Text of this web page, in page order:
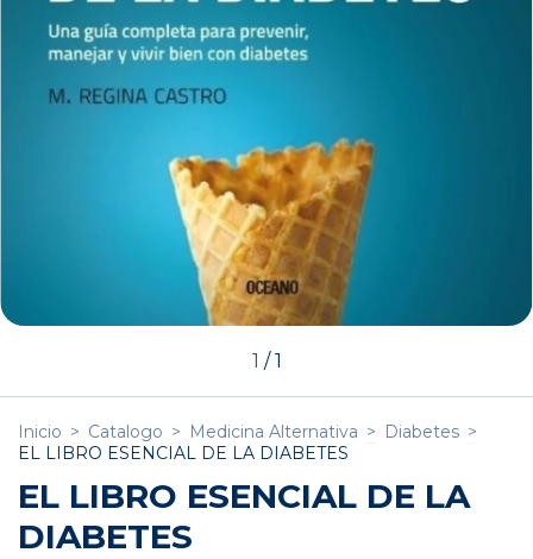
1 /1
Inicio > Catalogo > Medicina Alternativa > Diabetes >
EL LIBRO ESENCIAL DE LA DIABETES
EL LIBRO ESENCIAL DE LA
DIABETES